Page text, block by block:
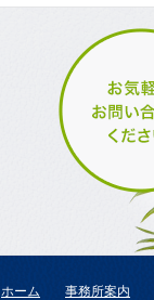
ホーム 事務所案内